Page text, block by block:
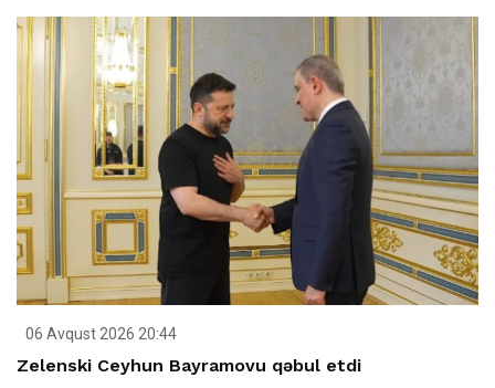
06 Avqust 2026 20:44
Zelenski Ceyhun Bayramovu qəbul etdi